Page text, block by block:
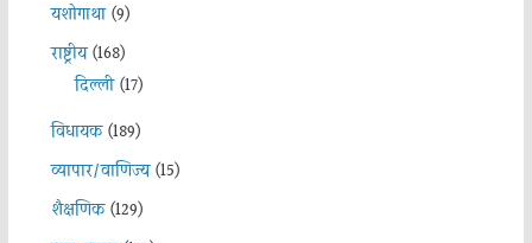
यशोगाथा(9)
राष्ट्रीय(168)
दिल्ली(17)
विधायक(189)
व्यापार/वाणिज्य(15)
शैक्षणिक(129)